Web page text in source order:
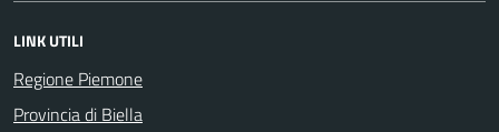
LINK UTILI
Regione Piemone
Provincia di Biella